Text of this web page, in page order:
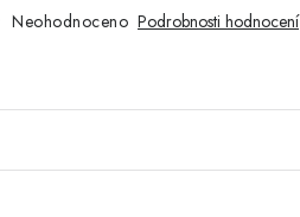
Neohodnoceno Podrobnosti hodnocení